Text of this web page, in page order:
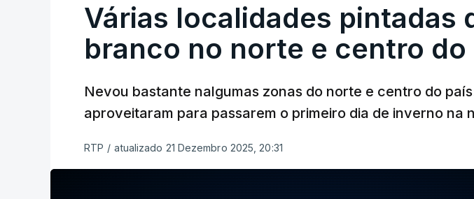
Várias localidades pintadas
branco no norte e centro do
Nevou bastante nalgumas zonas do norte e centro do
aproveitaram para passarem o primeiro dia de inverno na
RTP / atualizado 21 Dezembro 2025, 20:31